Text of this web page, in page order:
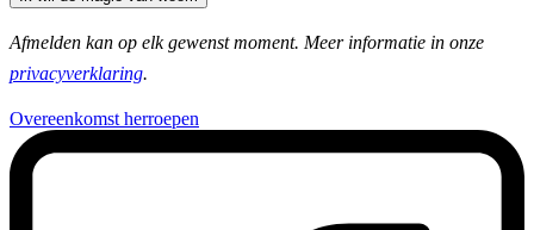
Afmelden kan op elk gewenst moment. Meer informatie in onze
privacyverklaring.
Overeenkomst herroepen